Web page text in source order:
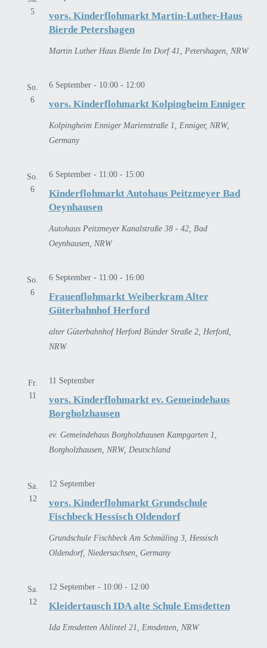
5
vors. Kinderflohmarkt Martin-Luther-Haus
Bierde Petershagen
Martin Luther Haus Bierde Im Dorf 41, Petershagen, NRW
So.
6
vors. Kinderflohmarkt Kolpingheim Enniger
6 September - 10:00- 12:00
Kolpingheim Enniger Marienstraße 1, Enniger, NRW,
Germany
So.
6
Kinderflohmarkt Autohaus Peitzmeyer Bad
Oeynhausen
6 September - 11:00- 15:00
Autohaus Peitzmeyer Kanalstraße 38 - 42, Bad
Oeynhausen, NRW
So.
6
Frauenflohmarkt Weiberkram Alter
Güterbahnhof Herford
6 September - 11:00- 16:00
alter Güterbahnhof Herford Bünder Straße 2, Herford,
NRW
Fr.
11
vors. Kinderflohmarkt ev. Gemeindehaus
Borgholzhausen
11 September
ev. Gemeindehaus Borgholzhausen Kampgarten 1,
Borgholzhausen, NRW, Deutschland
Sa.
12
vors. Kinderflohmarkt Grundschule
Fischbeck Hessisch Oldendorf
12 September
Grundschule Fischbeck Am Schmäling 3, Hessisch
Oldendorf, Niedersachsen, Germany
Sa.
12
Kleidertausch IDA alte Schule Emsdetten
12 September - 10:00- 12:00
Ida Emsdetten Ahlintel 21, Emsdetten, NRW